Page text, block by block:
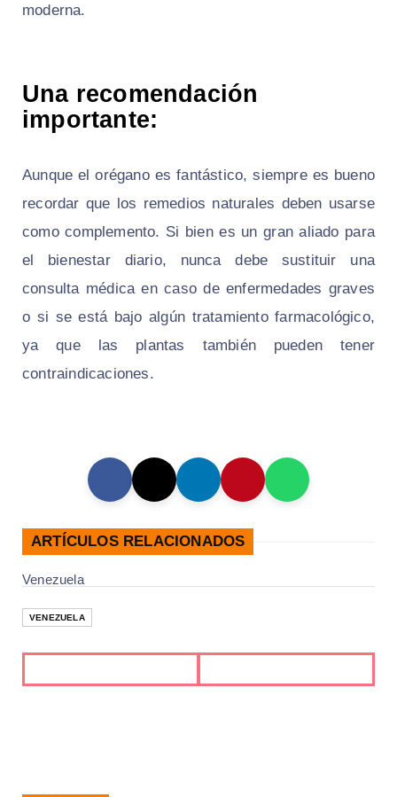
moderna.
Una recomendación
importante:
Aunque el orégano es fantástico, siempre es bueno
recordar que los remedios naturales deben usarse
como complemento. Si bien es un gran aliado para
el bienestar diario, nunca debe sustituir una
consulta médica en caso de enfermedades graves
o si se está bajo algún tratamiento farmacológico,
ya que las plantas también pueden tener
contraindicaciones.
ARTÍCULOS RELACIONADOS
Venezuela
VENEZUELA